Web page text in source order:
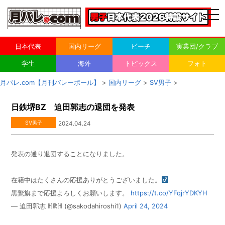
日本代表 国内リーグ ビーチ 実業団/クラブ
学生 海外 トピックス フォト
月バレ.com【月刊バレーボール】 > 国内リーグ > SV男子 >
日鉄堺BZ 迫田郭志の退団を発表
SV男子 2024.04.24
発表の通り退団することになりました。
在籍中はたくさんの応援ありがとうございました。‍
黒鷲旗まで応援よろしくお願いします。 https://t.co/YFqjrYDKYH
— 迫田郭志 ℍℝℍ (@sakodahiroshi1)April 24, 2024